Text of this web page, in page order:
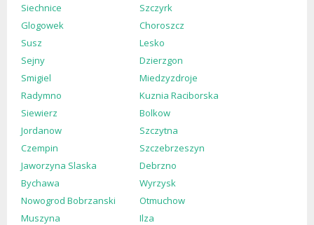
Siechnice
Szczyrk
Glogowek
Choroszcz
Susz
Lesko
Sejny
Dzierzgon
Smigiel
Miedzyzdroje
Radymno
Kuznia Raciborska
Siewierz
Bolkow
Jordanow
Szczytna
Czempin
Szczebrzeszyn
Jaworzyna Slaska
Debrzno
Bychawa
Wyrzysk
Nowogrod Bobrzanski
Otmuchow
Muszyna
Ilza